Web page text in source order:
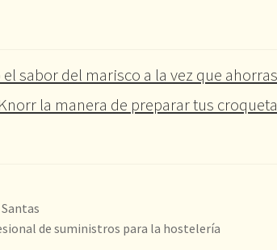
sabor del marisco a la vez que
la manera de preparar tus
de suministros para la hostelería